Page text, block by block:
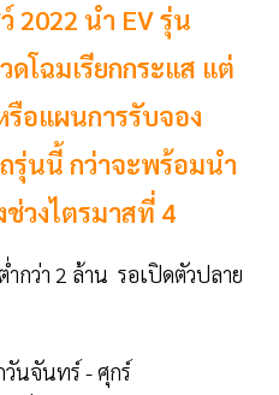
2022 นำ EV รุ่น
โฉมเรียกกระแส แต่
รือแผนการรับจอง
รุ่นนี้ กว่าจะพร้อมนำ
ช่วงไตรมาสที่ 4
ำกว่า 2 ล้าน รอเปิดตัวปลาย
นจันทร์ - ศุกร์